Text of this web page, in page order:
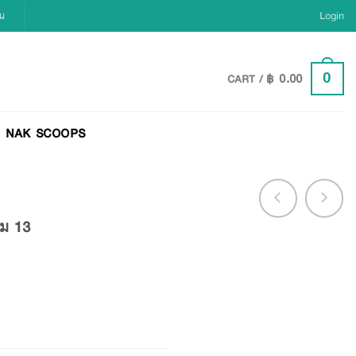
Login
CART /฿ 0.00 0
NAK SCOOPS
13